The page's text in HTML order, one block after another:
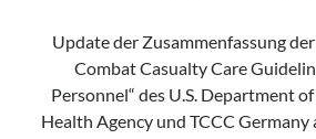
Update der Zusammenfassung
Combat Casualty Care
Personnel“ des U.S. Department
Health Agency und TCCC Germany